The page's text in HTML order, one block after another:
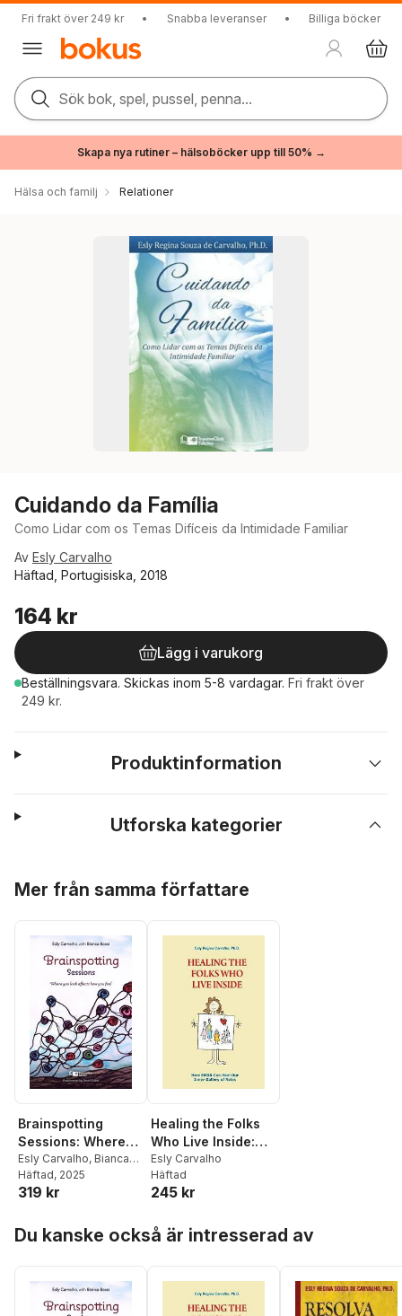
Fri frakt över 249 kr • Snabba leveranser • Billiga böcker
Sök bok, spel, pussel, penna...
Skapa nya rutiner – hälsoböcker upp till 50% →
Hälsa och familj Relationer
Cuidando da Família
Como Lidar com os Temas Difíceis da Intimidade Familiar
Av Esly Carvalho
Häftad, Portugisiska, 2018
164 kr
Lägg i varukorg
Beställningsvara. Skickas inom 5-8 vardagar. Fri frakt över
249 kr.
Produktinformation
Utforska kategorier
Mer från samma författare
Brainspotting
Sessions: Where
You Look Affects
How You Feel
Esly Carvalho, Bianca
Bassi
Häftad, 2025
319 kr
Healing the Folks
Who Live Inside:
How EMDR Can
Heal Our Inner
Gallery of Roles
Esly Carvalho
Häftad
245 kr
Du kanske också är intresserad av